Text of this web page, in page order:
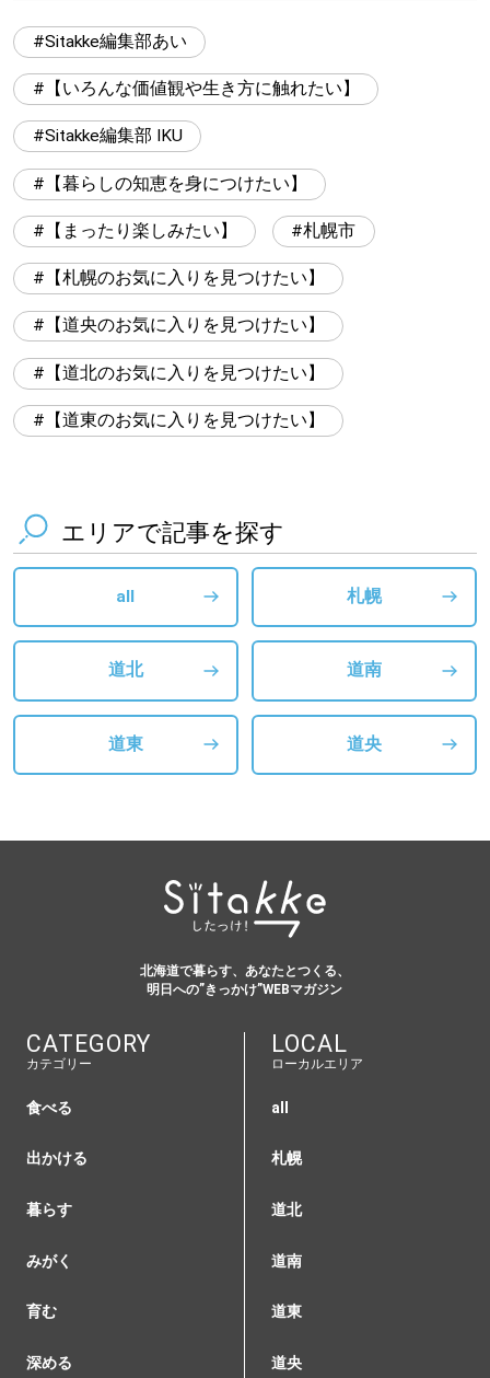
Sitakke編集部あい
【いろんな価値観や生き方に触れたい】
Sitakke編集部 IKU
【暮らしの知恵を身につけたい】
【まったり楽しみたい】 札幌市
【札幌のお気に入りを見つけたい】
【道央のお気に入りを見つけたい】
【道北のお気に入りを見つけたい】
【道東のお気に入りを見つけたい】
エリアで記事を探す
all 札幌
道北 道南
道東 道央
北海道で暮らす、あなたとつくる、
明日への”きっかけ”WEBマガジン
CATEGORY
カテゴリー
食べる
出かける
暮らす
みがく
育む
深める
LOCAL
ローカルエリア
all
札幌
道北
道南
道東
道央